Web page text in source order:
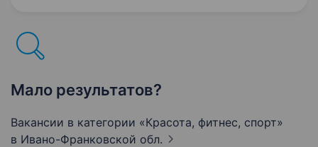
Мало результатов?
Вакансии в категории «Красота, фитнес, спорт»
в Ивано-Франковской обл.